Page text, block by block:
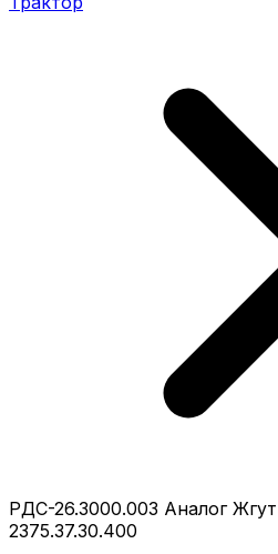
РДС-26.3000.003 Аналог
2375.37.30.400